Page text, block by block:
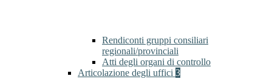
Rendiconti gruppi consiliari
regionali/provinciali
Atti degli organi di controllo
Articolazione degli uffici 3